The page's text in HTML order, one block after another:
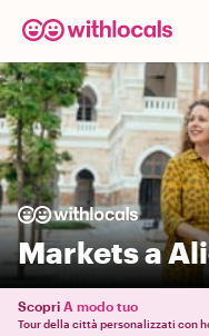
Markets a
Scopri A modo tuo
Tour della città personalizzati con